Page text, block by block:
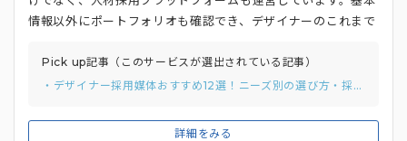
詳細をみる
情報以外にポートフォリオも確認でき、デザイナーのこれまで
側が入力する求人フォーマットでは、制作環境や制作事例、強
みとする分野などのデザイナーが知りたい情報を伝えられるポ
件にマッチした人材に直接アプローチすることも可能。初期費
Pick up記事（このサービスが選出されている記事）
・デザイナー採用媒体おすすめ12選！ニーズ別の選び方・採用の成功ポイントも解説